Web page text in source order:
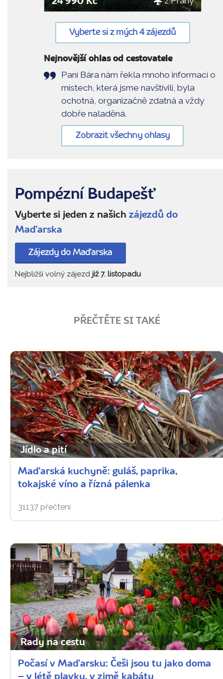
Vyberte si z mých 4 zájezdů
Nejnovější ohlas od cestovatele
Paní Bára nám řekla mnoho informací o
místech, která jsme navštívili, byla
ochotná, organizačně zdatná a vždy
dobře naladěná.
Zobrazit všechny ohlasy
Pompézní Budapešť
Vyberte si jeden z našich zájezdů do
Maďarska
Zájezdy do Maďarska
Nejbližší volný zájezd již 7. listopadu
PŘEČTĚTE SI TAKÉ
Jídlo a pití
Maďarská kuchyně: guláš, paprika,
tokajské víno a řízná pálenka
31137 přečtení
Rady na cestu
Počasí v Maďarsku: Češi jsou tu jako doma